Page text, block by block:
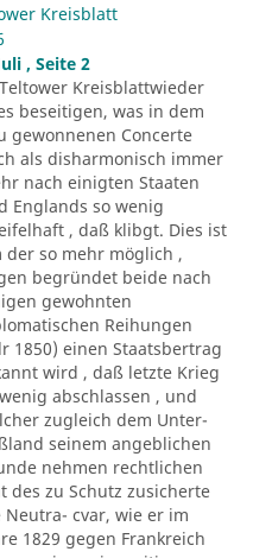
Kreisblatt
, Seite 2
Kreisblattwieder
beseitigen, was in dem
gewonnenen Concerte
als disharmonisch immer
nach einigten Staaten
Englands so wenig
, daß klibgt. Dies ist
der so mehr möglich ,
begründet beide nach
gewohnten
Reihungen
1850) einen Staatsbertrag
wird , daß letzte Krieg
abschlassen , und
zugleich dem Unter-
seinem angeblichen
nehmen rechtlichen
des zu Schutz zusicherte
Neutra- cvar, wie er im
1829 gegen Frankreich